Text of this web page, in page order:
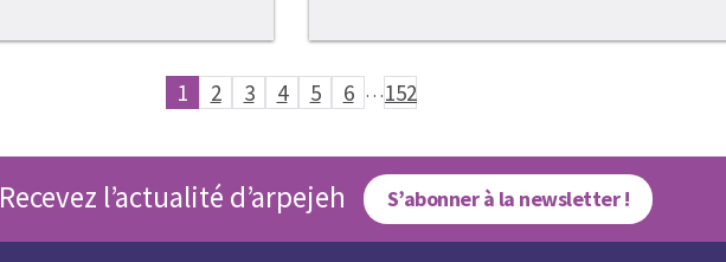
1 2 3 4 5 6 …152
Recevez l’actualité d’arpejeh S’abonner à la newsletter !